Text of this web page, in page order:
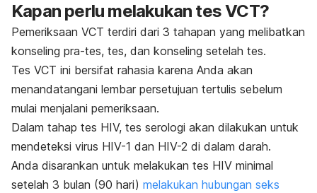
Kapan perlu melakukan tes VCT?
Pemeriksaan VCT terdiri dari 3 tahapan yang melibatkan
konseling pra-tes, tes, dan konseling setelah tes.
Tes VCT ini bersifat rahasia karena Anda akan
menandatangani lembar persetujuan tertulis sebelum
mulai menjalani pemeriksaan.
Dalam tahap tes HIV, tes serologi akan dilakukan untuk
mendeteksi virus HIV-1 dan HIV-2 di dalam darah.
Anda disarankan untuk melakukan tes HIV minimal
setelah 3 bulan (90 hari) melakukan hubungan seks